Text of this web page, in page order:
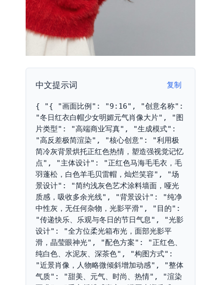
中文提示词 复制
{ "{ "画面比例": "9:16", "创意名称":
"冬日红衣白帽少女明媚元气肖像大片", "图
片类型": "高端商业写真", "生成模式":
"高反差极简渲染", "核心创意": "利用极
简冷灰背景烘托正红色热情，塑造强视觉记忆
点", "主体设计": "正红色马海毛毛衣，毛
羽蓬松，白色羊毛贝雷帽，灿烂笑容", "场
景设计": "简约浅灰色艺术涂料墙面，哑光
质感，吸收多余光线", "背景设计": "纯净
中性灰，无任何杂物，光影平滑", "目的":
"传递快乐、乐观与冬日的节日气息", "光影
设计": "全方位柔光箱布光，面部光影平
滑，晶莹眼神光", "配色方案": "正红色、
纯白色、水泥灰、深茶色", "构图方式":
"近景肖像，人物略微倾斜增加动感", "整体
气质": "甜美、元气、时尚、热情", "渲染